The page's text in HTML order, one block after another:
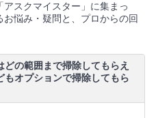
スクマイスター」に集まっ
悩み・疑問と、プロからの回
どの範囲まで掃除してもらえ
もオプションで掃除してもら